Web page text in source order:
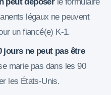
légaux ne peuvent
un fiancé(e) K-1.
jours ne peut pas être
marie pas dans les 90
les États-Unis.